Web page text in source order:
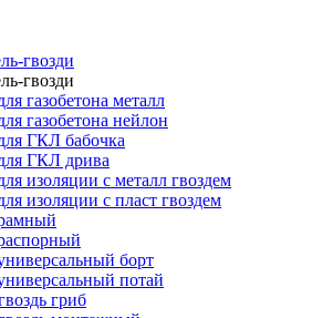
гвозди
гвозди
газобетона металл
газобетона нейлон
ГКЛ бабочка
ГКЛ дрива
изоляции с металл гвоздем
изоляции с пласт гвоздем
борт
потай
гриб